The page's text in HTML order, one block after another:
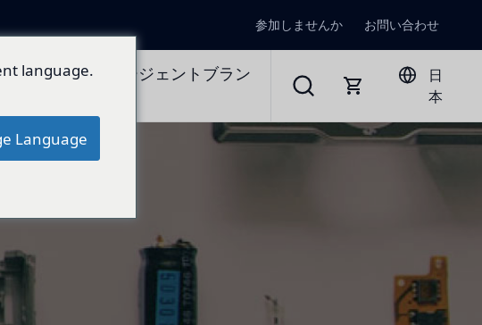
参加しませんか お問い合わせ
ジェネラルエージェントブラン
日
本
language.
Language